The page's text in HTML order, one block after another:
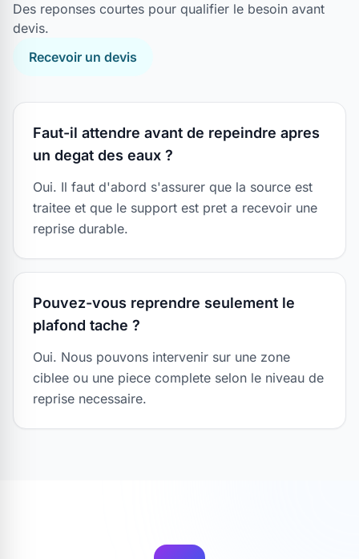
Des reponses courtes pour qualifier le besoin avant
devis.
Recevoir un devis
Faut-il attendre avant de repeindre apres
un degat des eaux ?
Oui. Il faut d'abord s'assurer que la source est
traitee et que le support est pret a recevoir une
reprise durable.
Pouvez-vous reprendre seulement le
plafond tache ?
Oui. Nous pouvons intervenir sur une zone
ciblee ou une piece complete selon le niveau de
reprise necessaire.